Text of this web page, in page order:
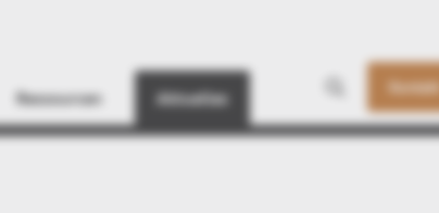
Ressourcen Aktuelles Kontakt